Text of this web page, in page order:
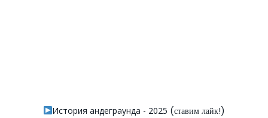
История андеграунда - 2025 (ставим лайк!)